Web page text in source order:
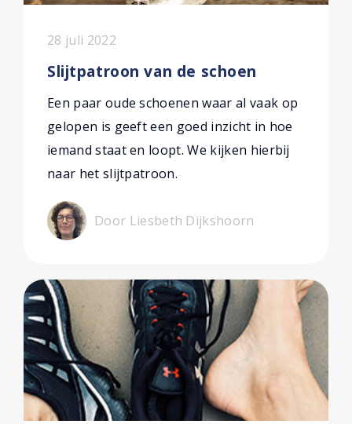
28 juli 2022
Slijtpatroon van de schoen
Een paar oude schoenen waar al vaak op
gelopen is geeft een goed inzicht in hoe
iemand staat en loopt. We kijken hierbij
naar het slijtpatroon.
Door Liesbeth Dijkshoorn